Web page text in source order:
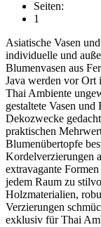
Seiten:
1
Asiatische Vasen
individuelle und
Blumenvasen aus
Java werden vor Ort
Thai Ambiente
gestaltete Vasen
Dekozwecke
praktischen
Blumenübertopfe
Kordelverzierungen
extravagante
jedem Raum zu
Holzmaterialien,
Verzierungen
exklusiv für Thai